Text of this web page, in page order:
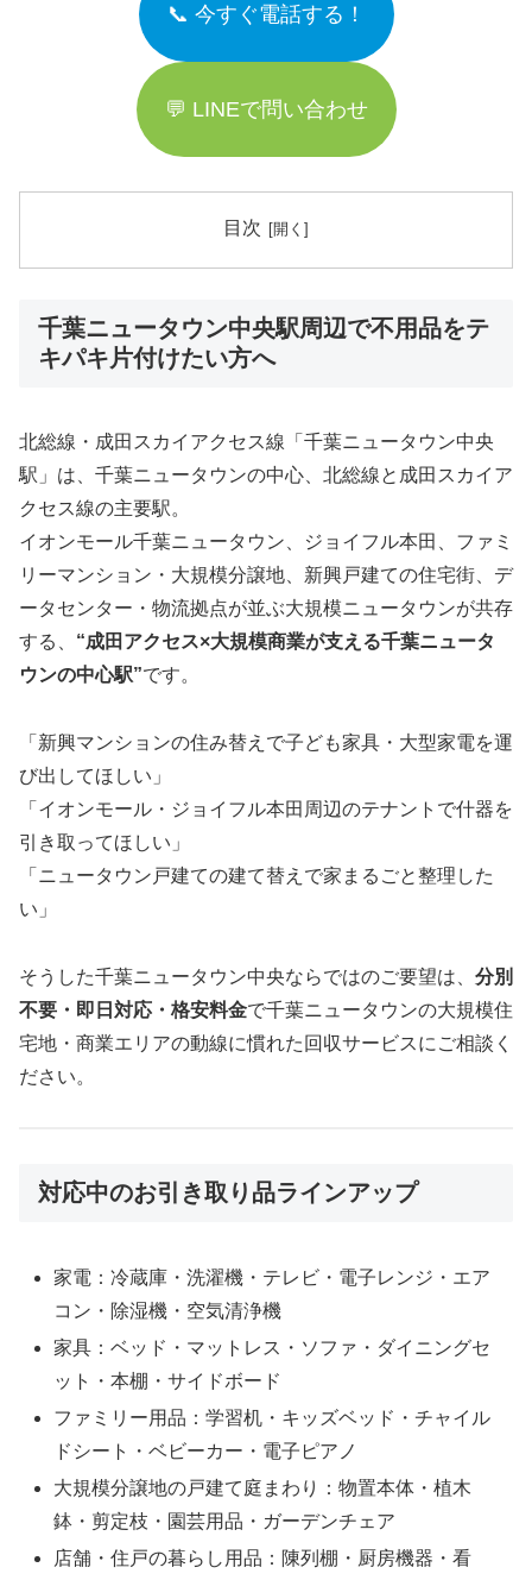
📞 今すぐ電話する！
💬 LINEで問い合わせ
目次
千葉ニュータウン中央駅周辺で不用品をテ
キパキ片付けたい方へ
北総線・成田スカイアクセス線「千葉ニュータウン中央
駅」は、千葉ニュータウンの中心、北総線と成田スカイア
クセス線の主要駅。
イオンモール千葉ニュータウン、ジョイフル本田、ファミ
リーマンション・大規模分譲地、新興戸建ての住宅街、デ
ータセンター・物流拠点が並ぶ大規模ニュータウンが共存
する、 “成田アクセス×大規模商業が支える千葉ニュータ
ウンの中心駅”です。
「新興マンションの住み替えで子ども家具・大型家電を運
び出してほしい」
「イオンモール・ジョイフル本田周辺のテナントで什器を
引き取ってほしい」
「ニュータウン戸建ての建て替えで家まるごと整理した
い」
そうした千葉ニュータウン中央ならではのご要望は、 分別
不要・即日対応・格安料金で千葉ニュータウンの大規模住
宅地・商業エリアの動線に慣れた回収サービスにご相談く
ださい。
対応中のお引き取り品ラインアップ
家電：冷蔵庫・洗濯機・テレビ・電子レンジ・エア
コン・除湿機・空気清浄機
家具：ベッド・マットレス・ソファ・ダイニングセ
ット・本棚・サイドボード
ファミリー用品：学習机・キッズベッド・チャイル
ドシート・ベビーカー・電子ピアノ
大規模分譲地の戸建て庭まわり：物置本体・植木
鉢・剪定枝・園芸用品・ガーデンチェア
店舗・住戸の暮らし用品：陳列棚・厨房機器・看